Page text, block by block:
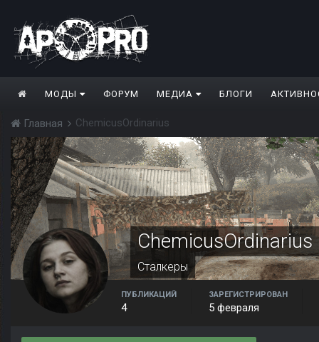
МОДЫ ФОРУМ МЕДИА БЛОГИ
Главная ChemicusOrdinarius
ChemicusOrdinarius
Сталкеры
ПУБЛИКАЦИЙ
4
ЗАРЕГИСТРИРОВАН
5 февраля